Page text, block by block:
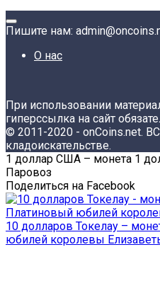
Пишите нам:
О нас
При использовании
гиперссылка на сайт
© 2011-2020 - onCoins.net.
кладоискательстве.
1 доллар США – монета 1
Паровоз
Поделиться на Facebook
10 долларов Токелау –
юбилей королевы